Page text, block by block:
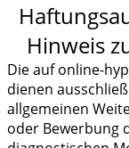
Hinweis
Die auf online-
dienen
allgemeinen
oder Bewerbung